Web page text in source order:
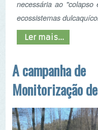
A campanha de
Monitorização de
primavera do Projeto
Rios está de volta!